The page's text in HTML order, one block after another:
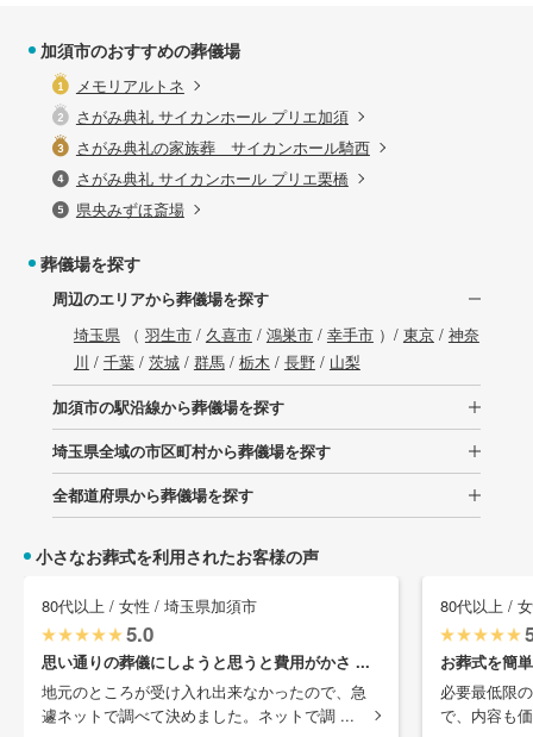
加須市のおすすめの葬儀場
メモリアルトネ
さがみ典礼 サイカンホール プリエ加須
さがみ典礼の家族葬 サイカンホール騎西
さがみ典礼 サイカンホール プリエ栗橋
県央みずほ斎場
葬儀場を探す
周辺のエリアから葬儀場を探す
埼玉県（ 羽生市/ 久喜市/ 鴻巣市/ 幸手市）/ 東京/ 神奈
川 / 千葉/ 茨城/ 群馬/ 栃木 / 長野/ 山梨
加須市の駅沿線から葬儀場を探す
埼玉県全域の市区町村から葬儀場を探す
全都道府県から葬儀場を探す
小さなお葬式を利用されたお客様の声
80代以上 / 女性 / 埼玉県加須市
5.0
思い通りの葬儀にしようと思うと費用がかさ ...
地元のところが受け入れ出来なかったので、急
遽ネットで調べて決めました。ネットで調 ...
80代以上 /
お葬式を簡
必要最低限
で、内容も